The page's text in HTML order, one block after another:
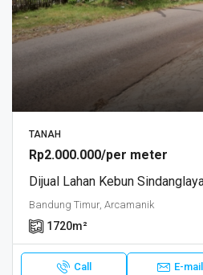
TANAH
Rp2.000.000/per meter
Dijual Lahan Kebun
Bandung Timur, Arcamanik
1720m²
Call E-mail